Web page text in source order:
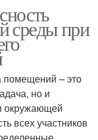
среды при
помещений – это
но и
окружающей
всех участников